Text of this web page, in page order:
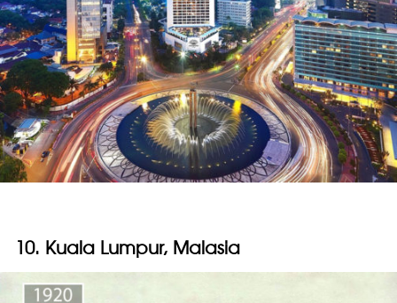
10. Kuala Lumpur, Malasia